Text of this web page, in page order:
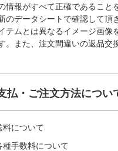
情報がすべて正確であること
データシートで確認して頂
テムとは異なるイメージ画像
。また、注文間違いの返品交
払・ご注文方法につい
料について
種手数料について